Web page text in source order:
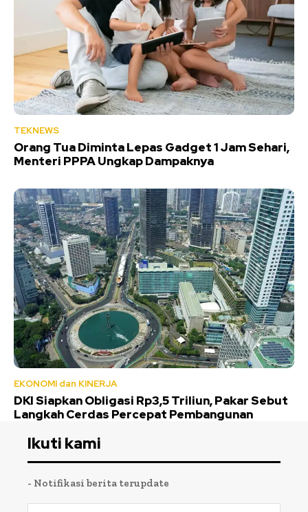
TEKNEWS
Orang Tua Diminta Lepas Gadget 1 Jam Sehari,
Menteri PPPA Ungkap Dampaknya
EKONOMI dan KINERJA
DKI Siapkan Obligasi Rp3,5 Triliun, Pakar Sebut
Langkah Cerdas Percepat Pembangunan
Ikuti kami
- Notifikasi berita terupdate